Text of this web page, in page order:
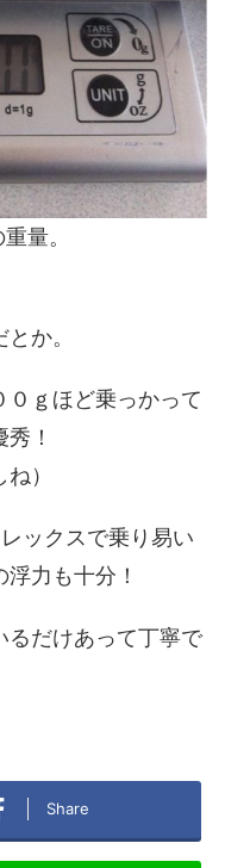
量。
か。
ｇほど乗っかって
！
）
ックスで乗り易い
力も十分！
るだけあって丁寧で
Share